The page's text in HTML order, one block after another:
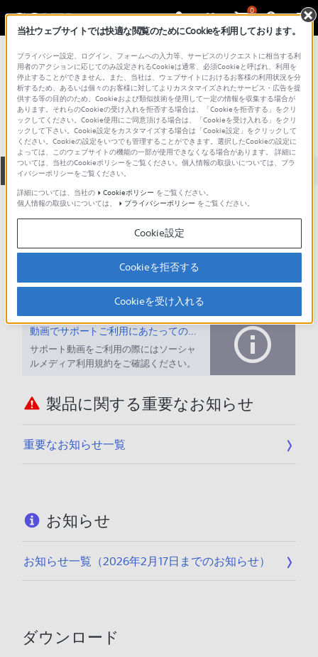
0
総合サポート・お問い合わせ KDDI
SO001
全て ダウンロード 取扱説明書 Q&A
製品に関する重要なお知らせ
お知らせ
ご意見箱 ／改善事例紹介
動画でサポートご利用にあたってのお願い
サポート動画をご利用の際にはソーシャ
ルメディア利用規約をご確認ください。
製品に関する重要なお知らせ
重要なお知らせ一覧
お知らせ
お知らせ一覧（2026年2月17日までのお知らせ）
ダウンロード
当社ウェブサイトでは快適な閲覧のためにCookieを利用しております。
プライバシー設定、ログイン、フォームへの入力等、サービスのリクエストに相当する利
用者のアクションに応じてのみ設定されるCookieは通常、必須Cookieと呼ばれ、利用を
停止することができません。また、当社は、ウェブサイトにおけるお客様の利用状況を分
析するため、あるいは個々のお客様に対してよりカスタマイズされたサービス・広告を提
供する等の目的のため、Cookieおよび類似技術を使用して一定の情報を収集する場合が
あります。それらのCookieの受け入れを拒否する場合は、「Cookieを拒否する」をクリ
ックしてください。Cookie使用にご同意頂ける場合は、「Cookieを受け入れる」をクリ
ックして下さい。Cookie設定をカスタマイズする場合は「Cookie設定」をクリックして
ください。Cookieの設定をいつでも管理することができます。選択したCookieの設定に
よっては、このウェブサイトの機能の一部が使用できなくなる場合があります。 詳細に
ついては、当社のCookieポリシーをご覧ください。個人情報の取扱いについては、プラ
イバシーポリシーをご覧ください。
詳細については、当社の
Cookieポリシー をご覧ください。
個人情報の取扱いについては、
プライバシーポリシー をご覧ください。
Cookie設定
Cookieを拒否する
Cookieを受け入れる